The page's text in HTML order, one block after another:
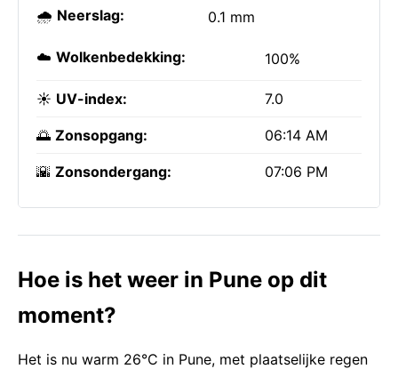
🌧️ Neerslag: 0.1 mm
☁️ Wolkenbedekking: 100%
☀️ UV-index: 7.0
🌅 Zonsopgang: 06:14 AM
🌇 Zonsondergang: 07:06 PM
Hoe is het weer in Pune op dit
moment?
Het is nu warm 26°C in Pune, met plaatselijke regen